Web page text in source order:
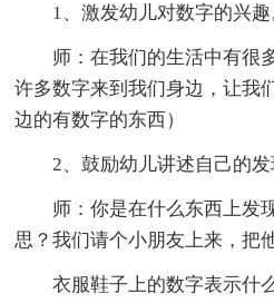
1、激发幼儿对数字的兴趣
师：在我们的生活中有很
许多数字来到我们身边，让我
边的有数字的东西）
2、鼓励幼儿讲述自己的发
师：你是在什么东西上发
思？我们请个小朋友上来，把
衣服鞋子上的数字表示什